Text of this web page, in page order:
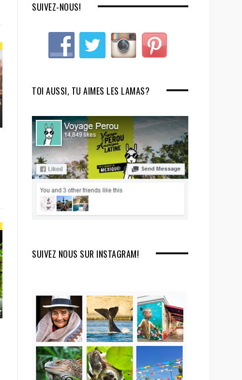
SUIVEZ-NOUS!
TOI AUSSI, TU AIMES LES LAMAS?
SUIVEZ NOUS SUR INSTAGRAM!